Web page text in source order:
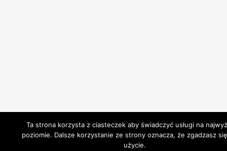
Ta strona korzysta z ciasteczek aby świadczyć usługi na
poziomie. Dalsze korzystanie ze strony oznacza, że zgadzasz
użycie.